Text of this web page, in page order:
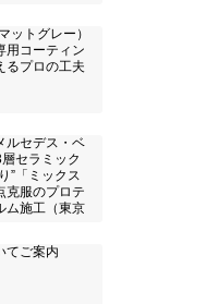
ットグレー）
用コーティン
るプロの工夫
ルセデス・ベ
セラミック
”「ミックス
克服のプロテ
ム施工（東京
てご案内